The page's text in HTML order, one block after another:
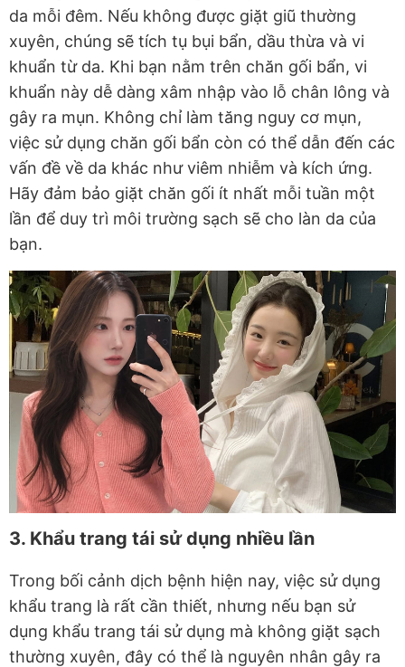
da mỗi đêm. Nếu không được giặt giũ thường
xuyên, chúng sẽ tích tụ bụi bẩn, dầu thừa và vi
khuẩn từ da. Khi bạn nằm trên chăn gối bẩn, vi
khuẩn này dễ dàng xâm nhập vào lỗ chân lông và
gây ra mụn. Không chỉ làm tăng nguy cơ mụn,
việc sử dụng chăn gối bẩn còn có thể dẫn đến các
vấn đề về da khác như viêm nhiễm và kích ứng.
Hãy đảm bảo giặt chăn gối ít nhất mỗi tuần một
lần để duy trì môi trường sạch sẽ cho làn da của
bạn.
3. Khẩu trang tái sử dụng nhiều lần
Trong bối cảnh dịch bệnh hiện nay, việc sử dụng
khẩu trang là rất cần thiết, nhưng nếu bạn sử
dụng khẩu trang tái sử dụng mà không giặt sạch
thường xuyên, đây có thể là nguyên nhân gây ra